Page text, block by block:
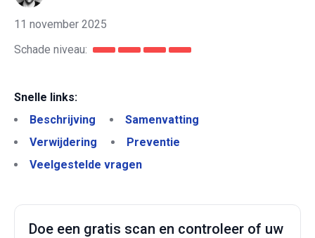
11 november 2025
Schade niveau:
Snelle links:
Beschrijving
Samenvatting
Verwijdering
Preventie
Veelgestelde vragen
Doe een gratis scan en controleer of uw